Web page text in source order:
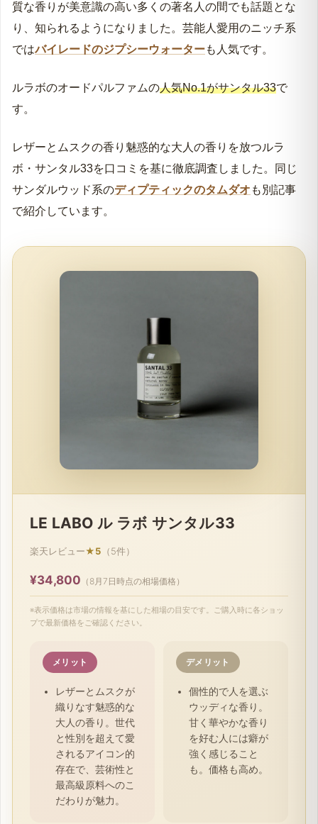
質な香りが美意識の高い多くの著名人の間でも話題とな
り、知られるようになりました。芸能人愛用のニッチ系
ではバイレードのジプシーウォーターも人気です。
ルラボのオードパルファムの人気No.1がサンタル33で
す。
レザーとムスクの香り魅惑的な大人の香りを放つルラ
ボ・サンタル33を口コミを基に徹底調査しました。同じ
サンダルウッド系のディプティックのタムダオ も別記事
で紹介しています。
LE LABO ル ラボ サンタル33
楽天レビュー★5 （5件）
¥34,800 （8月7日時点の相場価格）
※表示価格は市場の情報を基にした相場の目安です。ご購入時に各ショッ
プで最新価格をご確認ください。
メリット
レザーとムスクが
織りなす魅惑的な
大人の香り。世代
と性別を超えて愛
されるアイコン的
存在で、芸術性と
最高級原料へのこ
だわりが魅力。
デメリット
個性的で人を選ぶ
ウッディな香り。
甘く華やかな香り
を好む人には癖が
強く感じること
も。価格も高め。